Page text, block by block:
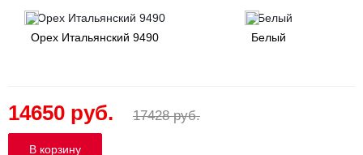
Орех Итальянский 9490 Белый
14650 руб. 17428 руб.